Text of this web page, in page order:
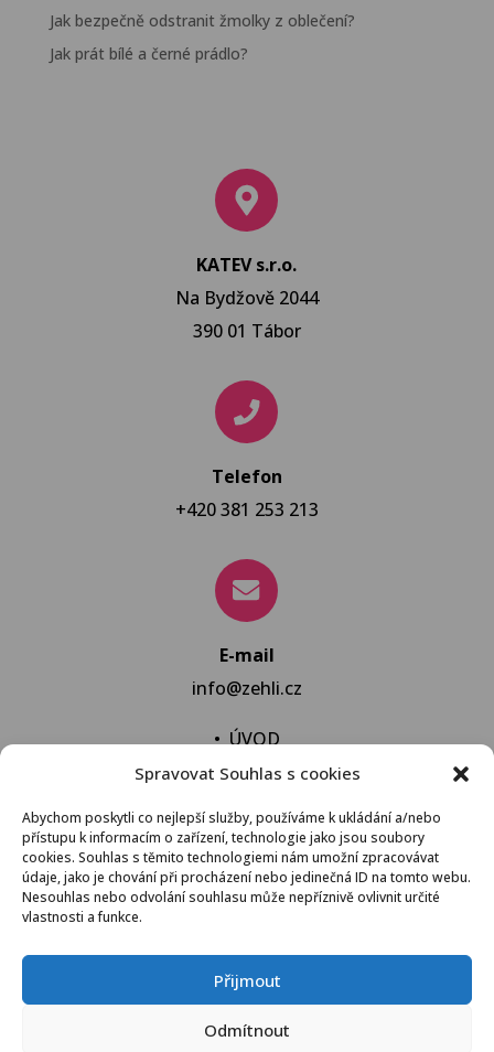
Spravovat Souhlas s cookies
Abychom poskytli co nejlepší služby, používáme k ukládání a/nebo
přístupu k informacím o zařízení, technologie jako jsou soubory
cookies. Souhlas s těmito technologiemi nám umožní zpracovávat
údaje, jako je chování při procházení nebo jedinečná ID na tomto webu.
Nesouhlas nebo odvolání souhlasu může nepříznivě ovlivnit určité
vlastnosti a funkce.
Přijmout
Odmítnout
Jak bezpečně odstranit žmolky z oblečení?
Jak prát bílé a černé prádlo?
KATEV s.r.o.
Na Bydžově 2044
390 01 Tábor
Telefon
+420 381 253 213
E-mail
info@zehli.cz
•ÚVOD
• NOVINKY
•NECHAT VYPRAT
•KONTAKT
VŠEOBECNÉ OBCHODNÍ PODMÍNKY
© 2021 Žehli.cz – Na praní a žehlení je život příliš